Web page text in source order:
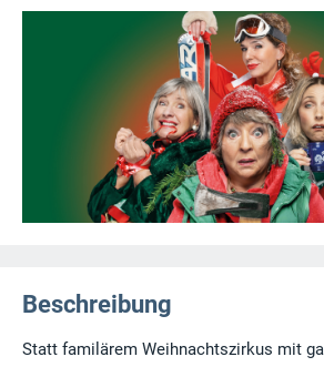
Beschreibung
Statt familärem Weihnachtszirkus mit